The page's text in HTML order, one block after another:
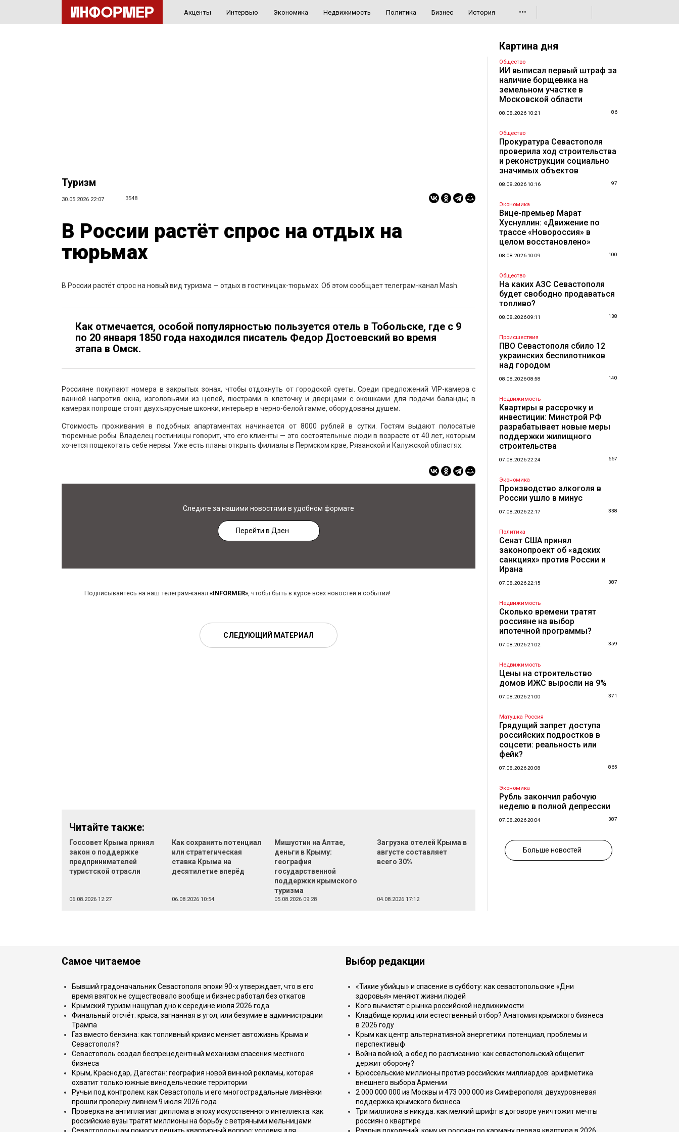
Акценты Интервью Экономика Недвижимость Политика Бизнес История •••
Туризм
30.05.2026 22:07 3548
В России растёт спрос на отдых на
тюрьмах
В России растёт спрос на новый вид туризма — отдых в гостиницах-тюрьмах. Об этом сообщает телеграм-канал Mash.
Как отмечается, особой популярностью пользуется отель в Тобольске, где с 9
по 20 января 1850 года находился писатель Федор Достоевский во время
этапа в Омск.
Россияне покупают номера в закрытых зонах, чтобы отдохнуть от городской суеты. Среди предложений VIP-камера с
ванной напротив окна, изголовьями из цепей, люстрами в клеточку и дверцами с окошками для подачи баланды; в
камерах попроще стоят двухъярусные шконки, интерьер в черно-белой гамме, оборудованы душем.
Стоимость проживания в подобных апартаментах начинается от 8000 рублей в сутки. Гостям выдают полосатые
тюремные робы. Владелец гостиницы говорит, что его клиенты — это состоятельные люди в возрасте от 40 лет, которым
хочется пощекотать себе нервы. Уже есть планы открыть филиалы в Пермском крае, Рязанской и Калужской областях.
Следите за нашими новостями в удобном формате
Перейти в Дзен
Подписывайтесь на наш телеграм-канал «INFORMER», чтобы быть в курсе всех новостей и событий!
СЛЕДУЮЩИЙ МАТЕРИАЛ
Читайте также:
Госсовет Крыма принял
закон о поддержке
предпринимателей
туристской отрасли
06.08.2026 12:27
Как сохранить потенциал
или стратегическая
ставка Крыма на
десятилетие вперёд
06.08.2026 10:54
Мишустин на Алтае,
деньги в Крыму:
география
государственной
поддержки крымского
туризма
05.08.2026 09:28
Загрузка отелей Крыма в
августе составляет
всего 30%
04.08.2026 17:12
Картина дня
Общество
ИИ выписал первый штраф за
наличие борщевика на
земельном участке в
Московской области
08.08.2026 10:21 86
Общество
Прокуратура Севастополя
проверила ход строительства
и реконструкции социально
значимых объектов
08.08.2026 10:16 97
Экономика
Вице-премьер Марат
Хуснуллин: «Движение по
трассе «Новороссия» в
целом восстановлено»
08.08.2026 10:09 100
Общество
На каких АЗС Севастополя
будет свободно продаваться
топливо?
08.08.2026 09:11 138
Происшествия
ПВО Севастополя сбило 12
украинских беспилотников
над городом
08.08.2026 08:58 140
Недвижимость
Квартиры в рассрочку и
инвестиции: Минстрой РФ
разрабатывает новые меры
поддержки жилищного
строительства
07.08.2026 22:24 667
Экономика
Производство алкоголя в
России ушло в минус
07.08.2026 22:17 338
Политика
Сенат США принял
законопроект об «адских
санкциях» против России и
Ирана
07.08.2026 22:15 387
Недвижимость
Сколько времени тратят
россияне на выбор
ипотечной программы?
07.08.2026 21:02 359
Недвижимость
Цены на строительство
домов ИЖС выросли на 9%
07.08.2026 21:00 371
Матушка Россия
Грядущий запрет доступа
российских подростков в
соцсети: реальность или
фейк?
07.08.2026 20:08 865
Экономика
Рубль закончил рабочую
неделю в полной депрессии
07.08.2026 20:04 387
Больше новостей
Самое читаемое
Бывший градоначальник Севастополя эпохи 90-х утверждает, что в его
время взяток не существовало вообще и бизнес работал без откатов
Крымский туризм нащупал дно к середине июля 2026 года
Финальный отсчёт: крыса, загнанная в угол, или безумие в администрации
Трампа
Газ вместо бензина: как топливный кризис меняет автожизнь Крыма и
Севастополя?
Севастополь создал беспрецедентный механизм спасения местного
бизнеса
Крым, Краснодар, Дагестан: география новой винной рекламы, которая
охватит только южные винодельческие территории
Ручьи под контролем: как Севастополь и его многострадальные ливнёвки
прошли проверку ливнем 9 июля 2026 года
Проверка на антиплагиат диплома в эпоху искусственного интеллекта: как
российские вузы тратят миллионы на борьбу с ветряными мельницами
Выбор редакции
«Тихие убийцы» и спасение в субботу: как севастопольские «Дни
здоровья» меняют жизни людей
Кого вычистят с рынка российской недвижимости
Кладбище юрлиц или естественный отбор? Анатомия крымского бизнеса
в 2026 году
Крым как центр альтернативной энергетики: потенциал, проблемы и
перспективыф
Война войной, а обед по расписанию: как севастопольский общепит
держит оборону?
Брюссельские миллионы против российских миллиардов: арифметика
внешнего выбора Армении
2 000 000 000 из Москвы и 473 000 000 из Симферополя: двухуровневая
поддержка крымского бизнеса
Три миллиона в никуда: как мелкий шрифт в договоре уничтожит мечты
россиян о квартире